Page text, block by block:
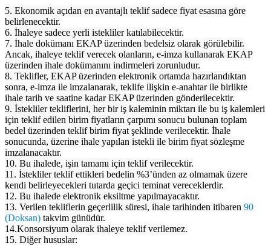
5. Ekonomik açıdan en avantajlı teklif sadece fiyat esasına göre
belirlenecektir.
6. İhaleye sadece yerli istekliler katılabilecektir.
7. İhale dokümanı EKAP üzerinden bedelsiz olarak görülebilir.
Ancak, ihaleye teklif verecek olanların, e-imza kullanarak EKAP
üzerinden ihale dokümanını indirmeleri zorunludur.
8. Teklifler, EKAP üzerinden elektronik ortamda hazırlandıktan
sonra, e-imza ile imzalanarak, teklife ilişkin e-anahtar ile birlikte
ihale tarih ve saatine kadar EKAP üzerinden gönderilecektir.
9. İstekliler tekliflerini, her bir iş kaleminin miktarı ile bu iş kalemleri
için teklif edilen birim fiyatların çarpımı sonucu bulunan toplam
bedel üzerinden teklif birim fiyat şeklinde verilecektir. İhale
sonucunda, üzerine ihale yapılan istekli ile birim fiyat sözleşme
imzalanacaktır.
10. Bu ihalede, işin tamamı için teklif verilecektir.
11. İstekliler teklif ettikleri bedelin %3’ünden az olmamak üzere
kendi belirleyecekleri tutarda geçici teminat vereceklerdir.
12. Bu ihalede elektronik eksiltme yapılmayacaktır.
13. Verilen tekliflerin geçerlilik süresi, ihale tarihinden itibaren 90
(Doksan) takvim günüdür.
14.Konsorsiyum olarak ihaleye teklif verilemez.
15. Diğer hususlar: